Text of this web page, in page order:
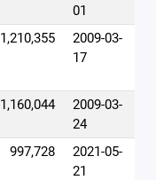
01
1,210,355
2009-03-
17
1,160,044
2009-03-
24
997,728
2021-05-
21